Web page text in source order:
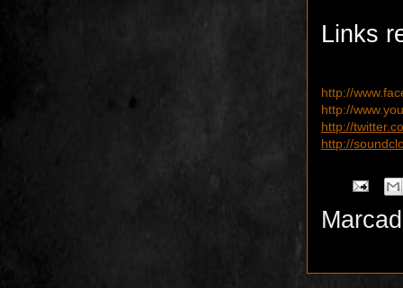
Links
http://
http://
http://
http://